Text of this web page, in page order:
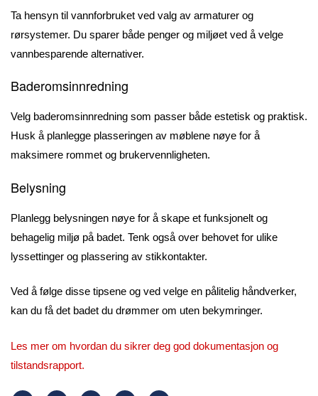
Ta hensyn til vannforbruket ved valg av armaturer og
rørsystemer. Du sparer både penger og miljøet ved å velge
vannbesparende alternativer.
Baderomsinnredning
Velg baderomsinnredning som passer både estetisk og praktisk.
Husk å planlegge plasseringen av møblene nøye for å
maksimere rommet og brukervennligheten.
Belysning
Planlegg belysningen nøye for å skape et funksjonelt og
behagelig miljø på badet. Tenk også over behovet for ulike
lyssettinger og plassering av stikkontakter.
Ved å følge disse tipsene og ved velge en pålitelig håndverker,
kan du få det badet du drømmer om uten bekymringer.
Les mer om hvordan du sikrer deg god dokumentasjon og
tilstandsrapport.